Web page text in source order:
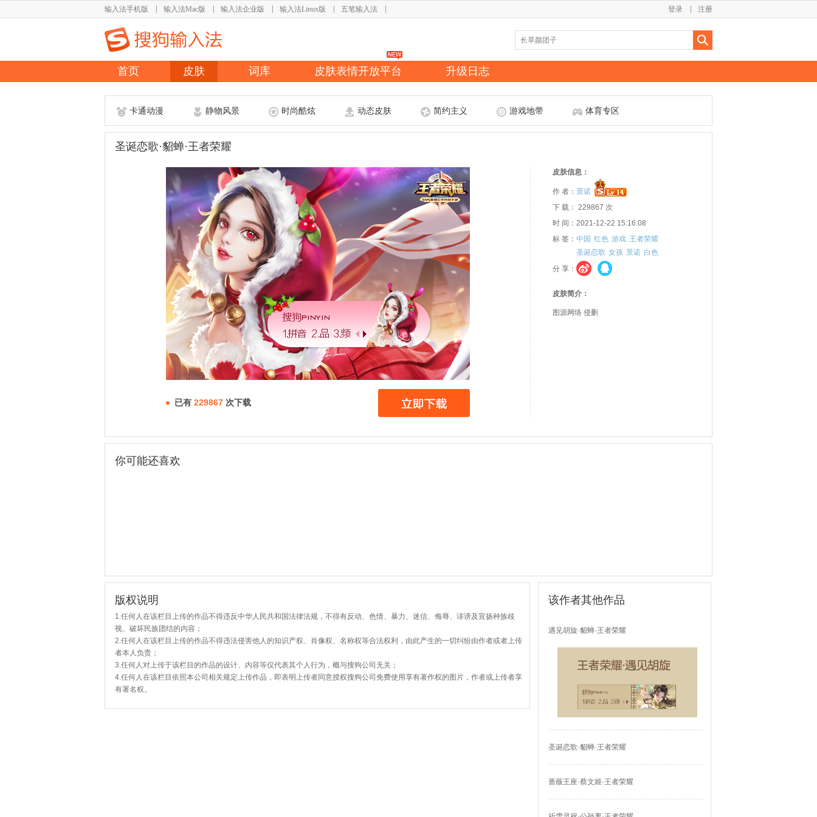
输入法手机版 输入法Mac版 输入法企业版 输入法Linux版 五笔输入法 注册
登录
首页 皮肤 词库 皮肤表情开放平台 升级日志
卡通动漫 静物风景 时尚酷炫 动态皮肤 简约主义 游戏地带 体育专区
圣诞恋歌·貂蝉·王者荣耀
已有 229867 次下载
皮肤信息：
作 者： 景诺
下 载： 229867 次
时 间：2021-12-22 15:16:08
标 签： 中国 红色 游戏 王者荣耀
圣诞恋歌 女孩 景诺 白色
分 享：
皮肤简介：
图源网络 侵删
你可能还喜欢
版权说明
1.任何人在该栏目上传的作品不得违反中华人民共和国法律法规，不得有反动、色情、暴力、迷信、侮辱、诽谤及宣扬种族歧
视、破坏民族团结的内容；
2.任何人在该栏目上传的作品不得违法侵害他人的知识产权、肖像权、名称权等合法权利，由此产生的一切纠纷由作者或者上传
者本人负责；
3.任何人对上传于该栏目的作品的设计、内容等仅代表其个人行为，概与搜狗公司无关；
4.任何人在该栏目依照本公司相关规定上传作品，即表明上传者同意授权搜狗公司免费使用享有著作权的图片，作者或上传者享
有署名权。
该作者其他作品
遇见胡旋·貂蝉·王者荣耀
圣诞恋歌·貂蝉·王者荣耀
蔷薇王座·蔡文姬·王者荣耀